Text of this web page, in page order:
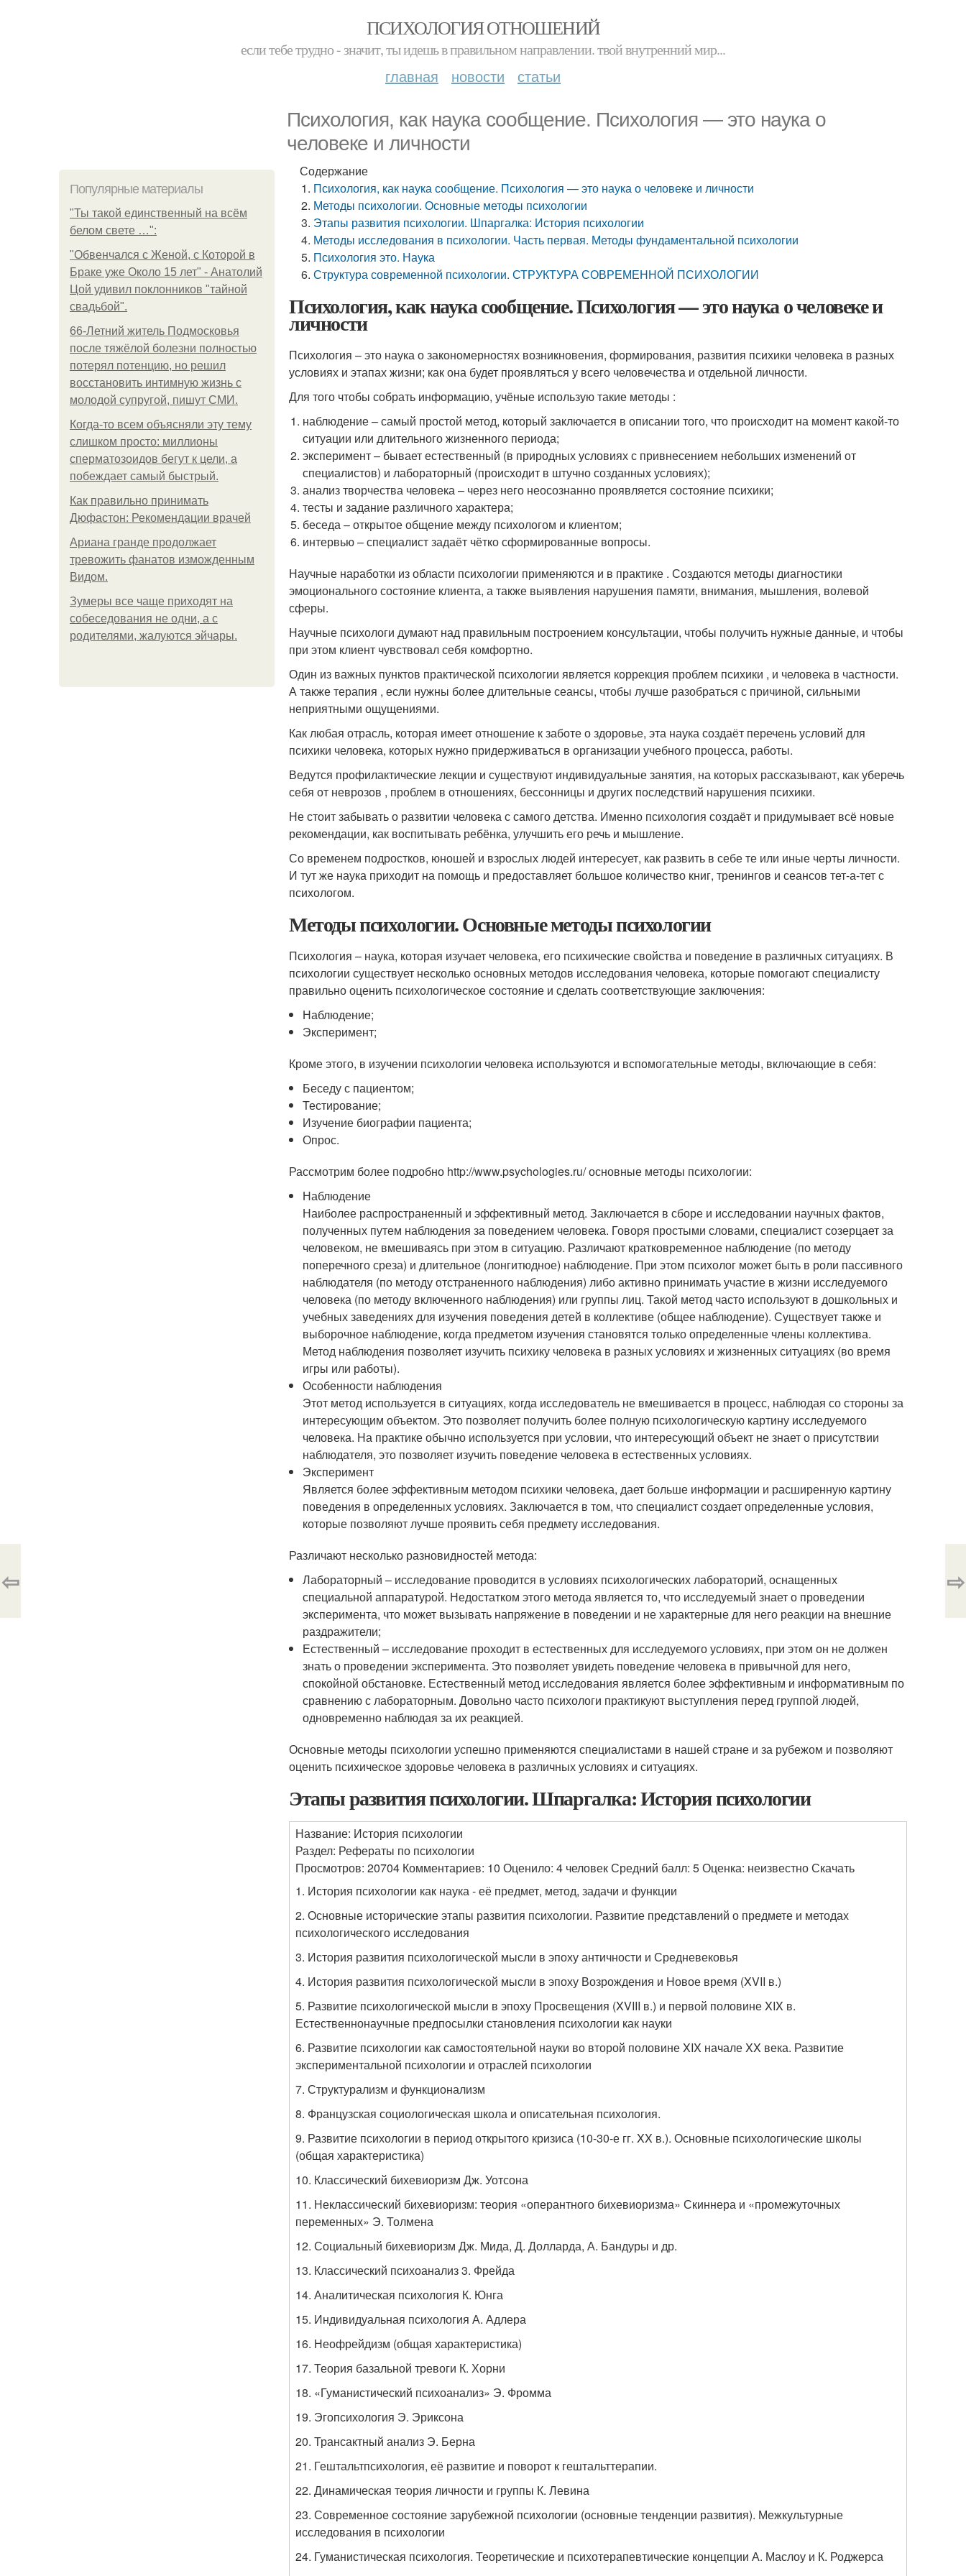
ПСИХОЛОГИЯ ОТНОШЕНИЙ
если тебе трудно - значит, ты идешь в правильном направлении. твой внутренний мир...
главная новости статьи
Психология, как наука сообщение. Психология — это наука о
человеке и личности
Популярные материалы
"Ты такой единственный на всём
белом свете …":
"Обвенчался с Женой, с Которой в
Браке уже Около 15 лет" - Анатолий
Цой удивил поклонников "тайной
свадьбой".
66-Летний житель Подмосковья
после тяжёлой болезни полностью
потерял потенцию, но решил
восстановить интимную жизнь с
молодой супругой, пишут СМИ.
Когда-то всем объясняли эту тему
слишком просто: миллионы
сперматозоидов бегут к цели, а
побеждает самый быстрый.
Как правильно принимать
Дюфастон: Рекомендации врачей
Ариана гранде продолжает
тревожить фанатов изможденным
Видом.
Зумеры все чаще приходят на
собеседования не одни, а с
родителями, жалуются эйчары.
Содержание
Психология, как наука сообщение. Психология — это наука о человеке и личности
Методы психологии. Основные методы психологии
Этапы развития психологии. Шпаргалка: История психологии
Методы исследования в психологии. Часть первая. Методы фундаментальной психологии
Психология это. Наука
Структура современной психологии. СТРУКТУРА СОВРЕМЕННОЙ ПСИХОЛОГИИ
Психология, как наука сообщение. Психология — это наука о человеке и
личности
Психология – это наука о закономерностях возникновения, формирования, развития психики человека в разных
условиях и этапах жизни; как она будет проявляться у всего человечества и отдельной личности.
Для того чтобы собрать информацию, учёные использую такие методы :
наблюдение – самый простой метод, который заключается в описании того, что происходит на момент какой-то
ситуации или длительного жизненного периода;
эксперимент – бывает естественный (в природных условиях с привнесением небольших изменений от
специалистов) и лабораторный (происходит в штучно созданных условиях);
анализ творчества человека – через него неосознанно проявляется состояние психики;
тесты и задание различного характера;
беседа – открытое общение между психологом и клиентом;
интервью – специалист задаёт чётко сформированные вопросы.
Научные наработки из области психологии применяются и в практике . Создаются методы диагностики
эмоционального состояние клиента, а также выявления нарушения памяти, внимания, мышления, волевой
сферы.
Научные психологи думают над правильным построением консультации, чтобы получить нужные данные, и чтобы
при этом клиент чувствовал себя комфортно.
Один из важных пунктов практической психологии является коррекция проблем психики , и человека в частности.
А также терапия , если нужны более длительные сеансы, чтобы лучше разобраться с причиной, сильными
неприятными ощущениями.
Как любая отрасль, которая имеет отношение к заботе о здоровье, эта наука создаёт перечень условий для
психики человека, которых нужно придерживаться в организации учебного процесса, работы.
Ведутся профилактические лекции и существуют индивидуальные занятия, на которых рассказывают, как уберечь
себя от неврозов , проблем в отношениях, бессонницы и других последствий нарушения психики.
Не стоит забывать о развитии человека с самого детства. Именно психология создаёт и придумывает всё новые
рекомендации, как воспитывать ребёнка, улучшить его речь и мышление.
Со временем подростков, юношей и взрослых людей интересует, как развить в себе те или иные черты личности.
И тут же наука приходит на помощь и предоставляет большое количество книг, тренингов и сеансов тет-а-тет с
психологом.
Методы психологии. Основные методы психологии
Психология – наука, которая изучает человека, его психические свойства и поведение в различных ситуациях. В
психологии существует несколько основных методов исследования человека, которые помогают специалисту
правильно оценить психологическое состояние и сделать соответствующие заключения:
Наблюдение;
Эксперимент;
Кроме этого, в изучении психологии человека используются и вспомогательные методы, включающие в себя:
Беседу с пациентом;
Тестирование;
Изучение биографии пациента;
Опрос.
Рассмотрим более подробно http://www.psychologies.ru/ основные методы психологии:
Наблюдение
Наиболее распространенный и эффективный метод. Заключается в сборе и исследовании научных фактов,
полученных путем наблюдения за поведением человека. Говоря простыми словами, специалист созерцает за
человеком, не вмешиваясь при этом в ситуацию. Различают кратковременное наблюдение (по методу
поперечного среза) и длительное (лонгитюдное) наблюдение. При этом психолог может быть в роли пассивного
наблюдателя (по методу отстраненного наблюдения) либо активно принимать участие в жизни исследуемого
человека (по методу включенного наблюдения) или группы лиц. Такой метод часто используют в дошкольных и
учебных заведениях для изучения поведения детей в коллективе (общее наблюдение). Существует также и
выборочное наблюдение, когда предметом изучения становятся только определенные члены коллектива.
Метод наблюдения позволяет изучить психику человека в разных условиях и жизненных ситуациях (во время
игры или работы).
Особенности наблюдения
Этот метод используется в ситуациях, когда исследователь не вмешивается в процесс, наблюдая со стороны за
интересующим объектом. Это позволяет получить более полную психологическую картину исследуемого
человека. На практике обычно используется при условии, что интересующий объект не знает о присутствии
наблюдателя, это позволяет изучить поведение человека в естественных условиях.
Эксперимент
Является более эффективным методом психики человека, дает больше информации и расширенную картину
поведения в определенных условиях. Заключается в том, что специалист создает определенные условия,
которые позволяют лучше проявить себя предмету исследования.
Различают несколько разновидностей метода:
Лабораторный – исследование проводится в условиях психологических лабораторий, оснащенных
специальной аппаратурой. Недостатком этого метода является то, что исследуемый знает о проведении
эксперимента, что может вызывать напряжение в поведении и не характерные для него реакции на внешние
раздражители;
Естественный – исследование проходит в естественных для исследуемого условиях, при этом он не должен
знать о проведении эксперимента. Это позволяет увидеть поведение человека в привычной для него,
спокойной обстановке. Естественный метод исследования является более эффективным и информативным по
сравнению с лабораторным. Довольно часто психологи практикуют выступления перед группой людей,
одновременно наблюдая за их реакцией.
Основные методы психологии успешно применяются специалистами в нашей стране и за рубежом и позволяют
оценить психическое здоровье человека в различных условиях и ситуациях.
Этапы развития психологии. Шпаргалка: История психологии
Название: История психологии
Раздел: Рефераты по психологии
Просмотров: 20704 Комментариев: 10 Оценило: 4 человек Средний балл: 5 Оценка: неизвестно Скачать
1. История психологии как наука - её предмет, метод, задачи и функции
2. Основные исторические этапы развития психологии. Развитие представлений о предмете и методах
психологического исследования
3. История развития психологической мысли в эпоху античности и Средневековья
4. История развития психологической мысли в эпоху Возрождения и Новое время (XVII в.)
5. Развитие психологической мысли в эпоху Просвещения (XVIII в.) и первой половине XIX в.
Естественнонаучные предпосылки становления психологии как науки
6. Развитие психологии как самостоятельной науки во второй половине XIX начале XX века. Развитие
экспериментальной психологии и отраслей психологии
7. Структурализм и функционализм
8. Французская социологическая школа и описательная психология.
9. Развитие психологии в период открытого кризиса (10-30-е гг. XX в.). Основные психологические школы
(общая характеристика)
10. Классический бихевиоризм Дж. Уотсона
11. Неклассический бихевиоризм: теория «оперантного бихевиоризма» Скиннера и «промежуточных
переменных» Э. Толмена
12. Социальный бихевиоризм Дж. Мида, Д. Долларда, А. Бандуры и др.
13. Классический психоанализ 3. Фрейда
14. Аналитическая психология К. Юнга
15. Индивидуальная психология А. Адлера
16. Неофрейдизм (общая характеристика)
17. Теория базальной тревоги К. Хорни
18. «Гуманистический психоанализ» Э. Фромма
19. Эгопсихология Э. Эриксона
20. Трансактный анализ Э. Берна
21. Гештальтпсихология, её развитие и поворот к гештальттерапии.
22. Динамическая теория личности и группы К. Левина
23. Современное состояние зарубежной психологии (основные тенденции развития). Межкультурные
исследования в психологии
24. Гуманистическая психология. Теоретические и психотерапевтические концепции А. Маслоу и К. Роджерса
⇦ ⇨